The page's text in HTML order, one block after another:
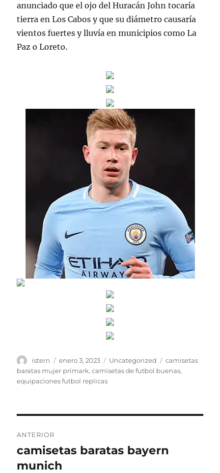
anunciado que el ojo del Huracán John tocaría
tierra en Los Cabos y que su diámetro causaría
vientos fuertes y lluvía en municipios como La
Paz o Loreto.
Autor
istern
Publicado
el
enero 3, 2023 Categorías
Uncategorized Etiquetas
camisetas
baratas mujer primark,camisetas de futbol buenas,
equipaciones futbol replicas
de
entradas
ANTERIOR
Entrada
anterior:
camisetas baratas bayern
munich